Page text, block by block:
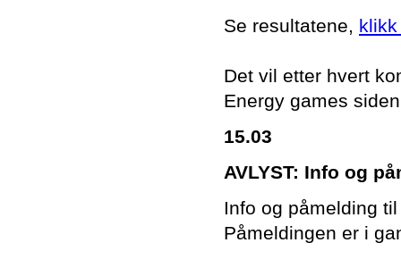
Se resultatene, klikk
Det vil etter hvert
Energy games
15.03
AVLYST: Info og
Info og påmelding
Påmeldingen er i